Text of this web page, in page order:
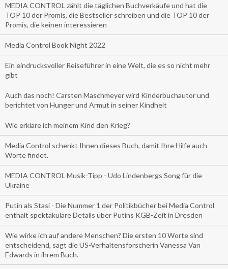
MEDIA CONTROL zählt die täglichen Buchverkäufe und hat die
TOP 10 der Promis, die Bestseller schreiben und die TOP 10 der
Promis, die keinen interessieren
Media Control Book Night 2022
Ein eindrucksvoller Reiseführer in eine Welt, die es so nicht mehr
gibt
Auch das noch! Carsten Maschmeyer wird Kinderbuchautor und
berichtet von Hunger und Armut in seiner Kindheit
Wie erkläre ich meinem Kind den Krieg?
Media Control schenkt Ihnen dieses Buch, damit Ihre Hilfe auch
Worte findet.
MEDIA CONTROL Musik-Tipp - Udo Lindenbergs Song für die
Ukraine
Putin als Stasi - Die Nummer 1 der Politikbücher bei Media Control
enthält spektakuläre Details über Putins KGB-Zeit in Dresden
Wie wirke ich auf andere Menschen? Die ersten 10 Worte sind
entscheidend, sagt die US-Verhaltensforscherin Vanessa Van
Edwards in ihrem Buch.